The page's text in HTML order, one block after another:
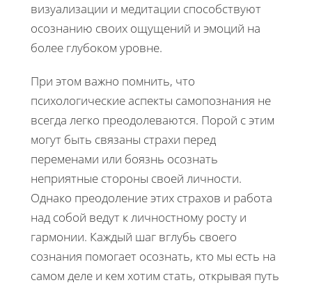
визуализации и медитации способствуют
осознанию своих ощущений и эмоций на
более глубоком уровне.
При этом важно помнить, что
психологические аспекты самопознания не
всегда легко преодолеваются. Порой с этим
могут быть связаны страхи перед
переменами или боязнь осознать
неприятные стороны своей личности.
Однако преодоление этих страхов и работа
над собой ведут к личностному росту и
гармонии. Каждый шаг вглубь своего
сознания помогает осознать, кто мы есть на
самом деле и кем хотим стать, открывая путь